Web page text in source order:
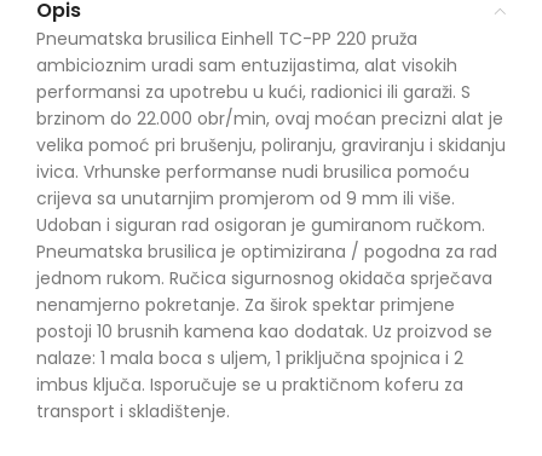
Opis
Pneumatska brusilica Einhell TC-PP 220 pruža
ambicioznim uradi sam entuzijastima, alat visokih
performansi za upotrebu u kući, radionici ili garaži. S
brzinom do 22.000 obr/min, ovaj moćan precizni alat je
velika pomoć pri brušenju, poliranju, graviranju i skidanju
ivica. Vrhunske performanse nudi brusilica pomoću
crijeva sa unutarnjim promjerom od 9 mm ili više.
Udoban i siguran rad osigoran je gumiranom ručkom.
Pneumatska brusilica je optimizirana / pogodna za rad
jednom rukom. Ručica sigurnosnog okidača sprječava
nenamjerno pokretanje. Za širok spektar primjene
postoji 10 brusnih kamena kao dodatak. Uz proizvod se
nalaze: 1 mala boca s uljem, 1 priključna spojnica i 2
imbus ključa. Isporučuje se u praktičnom koferu za
transport i skladištenje.